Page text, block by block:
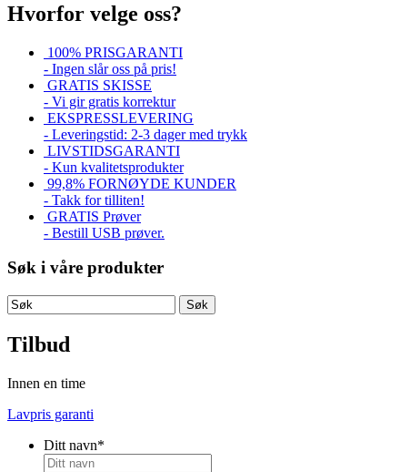
Hvorfor velge oss?
100% PRISGARANTI
- Ingen slår oss på pris!
GRATIS SKISSE
- Vi gir gratis korrektur
EKSPRESSLEVERING
- Leveringstid: 2-3 dager med trykk
LIVSTIDSGARANTI
- Kun kvalitetsprodukter
99,8% FORNØYDE KUNDER
- Takk for tilliten!
GRATIS Prøver
- Bestill USB prøver.
Søk i våre produkter
Tilbud
Innen en time
Lavpris garanti
Ditt navn*